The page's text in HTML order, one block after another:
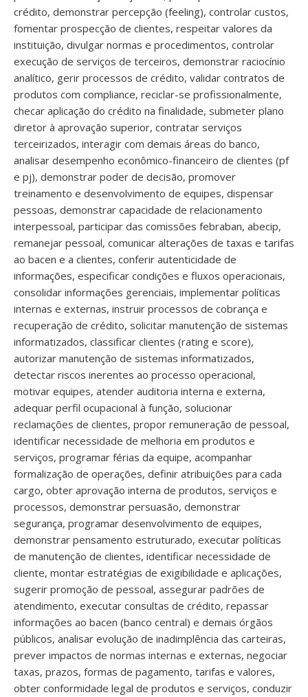
crédito, demonstrar percepção (feeling), controlar custos,
fomentar prospecção de clientes, respeitar valores da
instituição, divulgar normas e procedimentos, controlar
execução de serviços de terceiros, demonstrar raciocínio
analítico, gerir processos de crédito, validar contratos de
produtos com compliance, reciclar-se profissionalmente,
checar aplicação do crédito na finalidade, submeter plano
diretor à aprovação superior, contratar serviços
terceirizados, interagir com demais áreas do banco,
analisar desempenho econômico-financeiro de clientes (pf
e pj), demonstrar poder de decisão, promover
treinamento e desenvolvimento de equipes, dispensar
pessoas, demonstrar capacidade de relacionamento
interpessoal, participar das comissões febraban, abecip,
remanejar pessoal, comunicar alterações de taxas e tarifas
ao bacen e a clientes, conferir autenticidade de
informações, especificar condições e fluxos operacionais,
consolidar informações gerenciais, implementar políticas
internas e externas, instruir processos de cobrança e
recuperação de crédito, solicitar manutenção de sistemas
informatizados, classificar clientes (rating e score),
autorizar manutenção de sistemas informatizados,
detectar riscos inerentes ao processo operacional,
motivar equipes, atender auditoria interna e externa,
adequar perfil ocupacional à função, solucionar
reclamações de clientes, propor remuneração de pessoal,
identificar necessidade de melhoria em produtos e
serviços, programar férias da equipe, acompanhar
formalização de operações, definir atribuições para cada
cargo, obter aprovação interna de produtos, serviços e
processos, demonstrar persuasão, demonstrar
segurança, programar desenvolvimento de equipes,
demonstrar pensamento estruturado, executar políticas
de manutenção de clientes, identificar necessidade de
cliente, montar estratégias de exigibilidade e aplicações,
sugerir promoção de pessoal, assegurar padrões de
atendimento, executar consultas de crédito, repassar
informações ao bacen (banco central) e demais órgãos
públicos, analisar evolução de inadimplência das carteiras,
prever impactos de normas internas e externas, negociar
taxas, prazos, formas de pagamento, tarifas e valores,
obter conformidade legal de produtos e serviços, conduzir